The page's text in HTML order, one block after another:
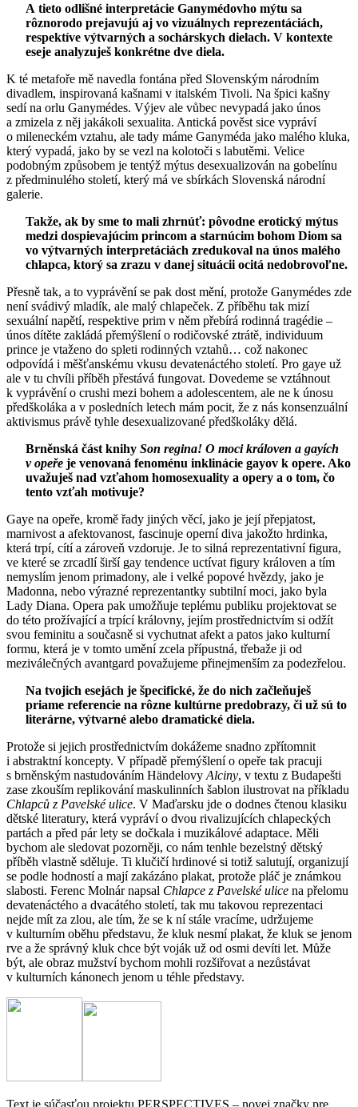
A tieto odlišné interpretácie Ganymédovho mýtu sa
rôznorodo prejavujú aj vo vizuálnych reprezentáciách,
respektíve výtvarných a sochárskych dielach. V kontexte
eseje analyzuješ konkrétne dve diela.
K té metafoře mě navedla fontána před Slovenským národním
divadlem, inspirovaná kašnami v italském Tivoli. Na špici kašny
sedí na orlu Ganymédes. Výjev ale vůbec nevypadá jako únos
a zmizela z něj jakákoli sexualita. Antická pověst sice vypráví
o mileneckém vztahu, ale tady máme Ganyméda jako malého kluka,
který vypadá, jako by se vezl na kolotoči s labutěmi. Velice
podobným způsobem je tentýž mýtus desexualizován na gobelínu
z předminulého století, který má ve sbírkách Slovenská národní
galerie.
Takže, ak by sme to mali zhrnúť: pôvodne erotický mýtus
medzi dospievajúcim princom a starnúcim bohom Diom sa
vo výtvarných interpretáciách zredukoval na únos malého
chlapca, ktorý sa zrazu v danej situácii ocitá nedobrovoľne.
Přesně tak, a to vyprávění se pak dost mění, protože Ganymédes zde
není svádivý mladík, ale malý chlapeček. Z příběhu tak mizí
sexuální napětí, respektive prim v něm přebírá rodinná tragédie –
únos dítěte zakládá přemýšlení o rodičovské ztrátě, individuum
prince je vtaženo do spleti rodinných vztahů… což nakonec
odpovídá i měšťanskému vkusu devatenáctého století. Pro gaye už
ale v tu chvíli příběh přestává fungovat. Dovedeme se vztáhnout
k vyprávění o crushi mezi bohem a adolescentem, ale ne k únosu
předškoláka a v posledních letech mám pocit, že z nás konsenzuální
aktivismus právě tyhle desexualizované předškoláky dělá.
Brněnská část knihy Son regina! O moci královen a gayích
v opeře je venovaná fenoménu inklinácie gayov k opere. Ako
uvažuješ nad vzťahom homosexuality a opery a o tom, čo
tento vzťah motivuje?
Gaye na opeře, kromě řady jiných věcí, jako je její přepjatost,
marnivost a afektovanost, fascinuje operní diva jakožto hrdinka,
která trpí, cítí a zároveň vzdoruje. Je to silná reprezentativní figura,
ve které se zrcadlí širší gay tendence uctívat figury královen a tím
nemyslím jenom primadony, ale i velké popové hvězdy, jako je
Madonna, nebo výrazné reprezentantky subtilní moci, jako byla
Lady Diana. Opera pak umožňuje teplému publiku projektovat se
do této prožívající a trpící královny, jejím prostřednictvím si odžít
svou feminitu a současně si vychutnat afekt a patos jako kulturní
formu, která je v tomto umění zcela přípustná, třebaže ji od
meziválečných avantgard považujeme přinejmenším za podezřelou.
Na tvojich esejách je špecifické, že do nich začleňuješ
priame referencie na rôzne kultúrne predobrazy, či už sú to
literárne, výtvarné alebo dramatické diela.
Protože si jejich prostřednictvím dokážeme snadno zpřítomnit
i abstraktní koncepty. V případě přemýšlení o opeře tak pracuji
s brněnským nastudováním Händelovy Alciny, v textu z Budapešti
zase zkouším replikování maskulinních šablon ilustrovat na příkladu
Chlapců z Pavelské ulice. V Maďarsku jde o dodnes čtenou klasiku
dětské literatury, která vypráví o dvou rivalizujících chlapeckých
partách a před pár lety se dočkala i muzikálové adaptace. Měli
bychom ale sledovat pozorněji, co nám tenhle bezelstný dětský
příběh vlastně sděluje. Ti klučičí hrdinové si totiž salutují, organizují
se podle hodností a mají zakázáno plakat, protože pláč je známkou
slabosti. Ferenc Molnár napsal Chlapce z Pavelské ulice na přelomu
devatenáctého a dvacátého století, tak mu takovou reprezentaci
nejde mít za zlou, ale tím, že se k ní stále vracíme, udržujeme
v kulturním oběhu představu, že kluk nesmí plakat, že kluk se jenom
rve a že správný kluk chce být voják už od osmi devíti let. Může
být, ale obraz mužství bychom mohli rozšiřovat a nezůstávat
v kulturních kánonech jenom u téhle představy.